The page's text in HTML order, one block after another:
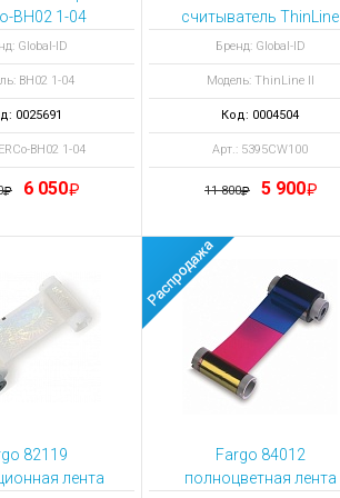
для ноутбуков
для ноутбуков
BH02 1-04
Global-ID
BH02 1-04
0025691
BH02 1-04
6 050
считыватель ThinLine
II
Бренд: Global-ID
Модель: ThinLine II
Код: 0004504
Арт.: 5395CW100
11 800 5 900
82119
лента Overlaminate 500 отпечатков
Fargo 84012
полноцветная лента